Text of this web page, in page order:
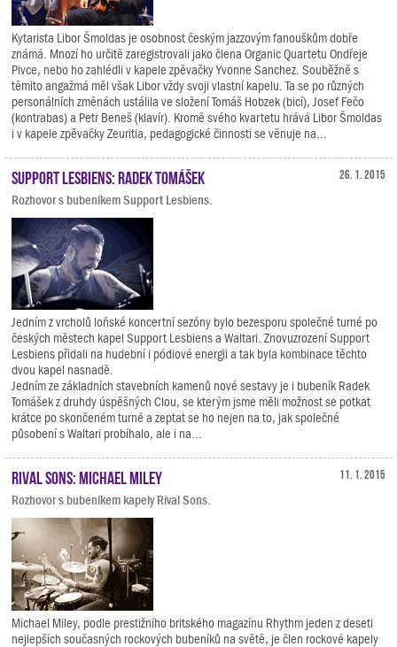
Kytarista Libor Šmoldas je osobnost českým jazzovým fanouškům dobře
známá. Mnozí ho určitě zaregistrovali jako člena Organic Quartetu Ondřeje
Pivce, nebo ho zahlédli v kapele zpěvačky Yvonne Sanchez. Souběžně s
těmito angažmá měl však Libor vždy svoji vlastní kapelu. Ta se po různých
personálních změnách ustálila ve složení Tomáš Hobzek (bicí), Josef Fečo
(kontrabas) a Petr Beneš (klavír). Kromě svého kvartetu hrává Libor Šmoldas
i v kapele zpěvačky Zeuritia, pedagogické činnosti se věnuje na...
26. 1. 2015
Support Lesbiens: Radek Tomášek
Rozhovor s bubeníkem Support Lesbiens.
Jedním z vrcholů loňské koncertní sezóny bylo bezesporu společné turné po
českých městech kapel Support Lesbiens a Waltari. Znovuzrození Support
Lesbiens přidali na hudební i pódiové energii a tak byla kombinace těchto
dvou kapel nasnadě.
Jedním ze základních stavebních kamenů nové sestavy je i bubeník Radek
Tomášek z druhdy úspěšných Clou, se kterým jsme měli možnost se potkat
krátce po skončeném turné a zeptat se ho nejen na to, jak společné
působení s Waltari probíhalo, ale i na...
11. 1. 2015
Rival Sons: Michael Miley
Rozhovor s bubeníkem kapely Rival Sons.
Michael Miley, podle prestižního britského magazínu Rhythm jeden z deseti
nejlepších současných rockových bubeníků na světě, je člen rockové kapely